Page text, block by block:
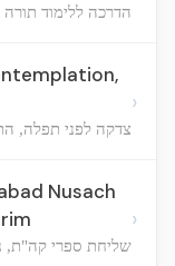
הדרכה ללימוד תורה
צדקה לפני תפלה,
›
Nusach
שליחת ספרי קה"ת,
›